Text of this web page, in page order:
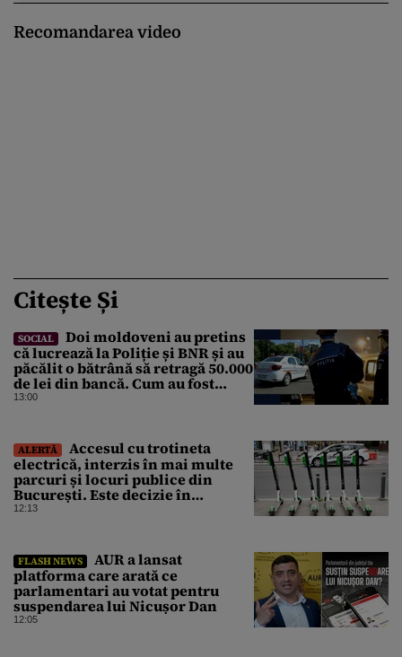
Recomandarea video
Citește Și
SOCIAL
Doi moldoveni au pretins
că lucrează la Poliție și BNR și au
păcălit o bătrână să retragă 50.000
de lei din bancă. Cum au fost
prinși
13:00
ALERTĂ
Accesul cu trotineta
electrică, interzis în mai multe
parcuri și locuri publice din
București. Este decizie în
premieră, iar amenzile sunt
12:13
FLASH NEWS
AUR a lansat
platforma care arată ce
parlamentari au votat pentru
suspendarea lui Nicușor Dan
12:05